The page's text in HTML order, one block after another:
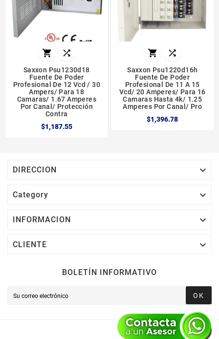
 
Saxxon Psu1230d18
Fuente De Poder
Profesional De 12 Vcd / 30
Ampers/ Para 18
Camaras/ 1.67 Amperes
Por Canal/ Protección
Contra
$1,187.55
 
Saxxon Psu1220d16h
Fuente De Poder
Profesional De 11 A 15
Vcd/ 20 Amperes/ Para 16
Camaras Hasta 4k/ 1.25
Amperes Por Canal/ Pro
$1,396.78
DIRECCION 
Category 
INFORMACION 
CLIENTE 
BOLETÍN INFORMATIVO
OK